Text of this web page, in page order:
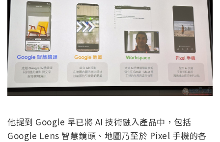
他提到 Google 早已將 AI 技術融入產品中，包括
Google Lens 智慧鏡頭、地圖乃至於 Pixel 手機的各